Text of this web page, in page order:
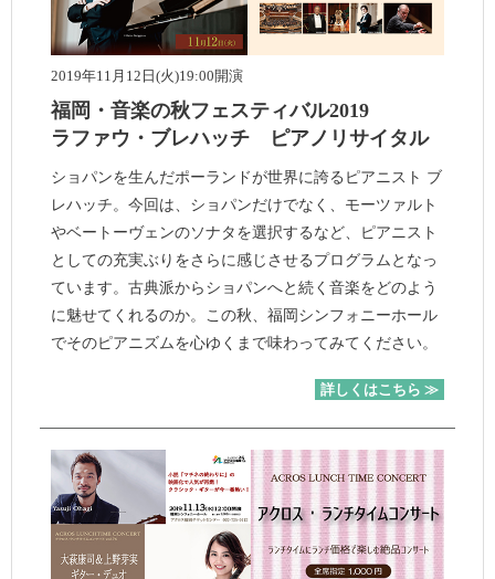
2019年11月12日(火)19:00開演
福岡・音楽の秋フェスティバル2019
ラファウ・ブレハッチ ピアノリサイタル
ショパンを生んだポーランドが世界に誇るピアニスト ブ
レハッチ。今回は、ショパンだけでなく、モーツァルト
やベートーヴェンのソナタを選択するなど、ピアニスト
としての充実ぶりをさらに感じさせるプログラムとなっ
ています。古典派からショパンへと続く音楽をどのよう
に魅せてくれるのか。この秋、福岡シンフォニーホール
でそのピアニズムを心ゆくまで味わってみてください。
詳しくはこちら ≫